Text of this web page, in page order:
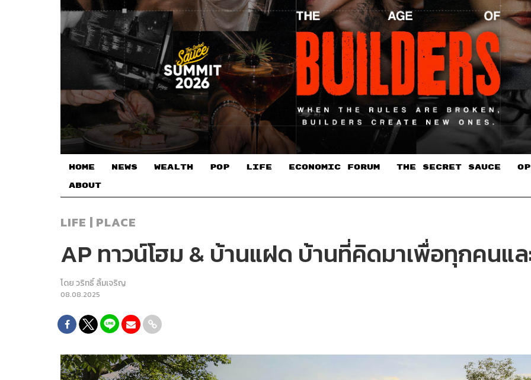
HOME NEWS WEALTH POP LIFE ECONOMIC FORUM THE SECRET SAUCE​
ABOUT
LIFE | PLACE
AP ทาวน์โฮม & บ้านแฝด บ้านที่คิดมาเพื่อทุกคนแ
โดยวริทธิ์ ลิ้มเจริญ
08.08.2025